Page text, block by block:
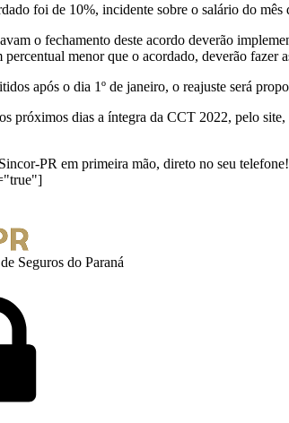
foi de 10%, incidente sobre o salário do mês
o fechamento deste acordo deverão
menor que o acordado, deverão fazer
após o dia 1º de janeiro, o reajuste será
próximos dias a íntegra da CCT 2022, pelo site,
PR em primeira mão, direto no seu telefone!
Seguros do Paraná